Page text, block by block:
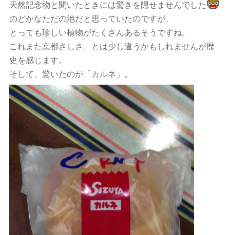
天然記念物と聞いたときには驚きを隠せませんでした
のどかなただの池だと思っていたのですが、
とっても珍しい植物がたくさんあるそうですね。
これまた京都さしさ、とは少し違うかもしれませんが歴
史を感じます。
そして、驚いたのが「カルネ」。